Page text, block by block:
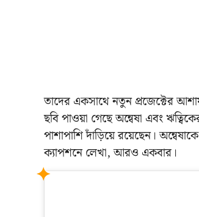
তাদের একসাথে নতুন প্রজেক্টের
ছবি পাওয়া গেছে অন্বেষা এবং
পাশাপাশি দাঁড়িয়ে রয়েছেন।
ক্যাপশনে লেখা, আরও একবার।